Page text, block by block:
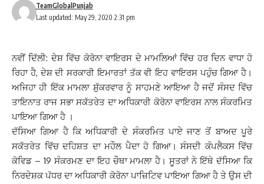
Last updated: May 29, 2020 2:31 pm
TeamGlobalPunjab
ਨਵੀਂ ਦਿੱਲੀ: ਦੇਸ਼ ਵਿੱਚ ਕੋਰੋਨਾ ਵਾਇਰਸ ਦੇ ਮਾਮਲਿਆਂ ਵਿੱਚ ਹਰ ਦਿਨ ਵਾਧਾ ਹੋ
ਰਿਹਾ ਹੈ, ਦੇਸ਼ ਦੀ ਸਰਕਾਰੀ ਇਮਾਰਤਾਂ ਤੱਕ ਵੀ ਇਹ ਵਾਇਰਸ ਪਹੁੰਚ ਗਿਆ ਹੈ।
ਅਜਿਹਾ ਹੀ ਇੱਕ ਮਾਮਲਾ ਸ਼ੁੱਕਰਵਾਰ ਨੂੰ ਸਾਹਮਣੇ ਆਇਆ ਹੈ ਜਦੋਂ ਸੰਸਦ ਵਿੱਚ
ਤਾਇਨਾਤ ਰਾਜ ਸਭਾ ਸਕੱਤਰੇਤ ਦਾ ਅਧਿਕਾਰੀ ਕੋਰੋਨਾ ਵਾਇਰਸ ਨਾਲ ਸੰਕਰਮਿਤ
ਪਾਇਆ ਗਿਆ ਹੈ ।
ਦੱਸਿਆ ਗਿਆ ਹੈ ਕਿ ਅਧਿਕਾਰੀ ਦੇ ਸੰਕਰਮਿਤ ਪਾਏ ਜਾਣ ਤੋਂ ਬਾਅਦ ਪੂਰੇ
ਸਕੱਤਰੇਤ ਵਿੱਚ ਦਹਿਸ਼ਤ ਦਾ ਮਹੌਲ ਪੈਦਾ ਹੋ ਗਿਆ। ਸੰਸਦੀ ਕੰਪਲੈਕਸ ਵਿੱਚ
ਕੋਵਿਡ – 19 ਸੰਕਰਮਣ ਦਾ ਇਹ ਚੌਥਾ ਮਾਮਲਾ ਹੈ। ਸੂਤਰਾਂ ਨੇ ਇੱਥੇ ਦੱਸਿਆ ਕਿ
ਨਿਰਦੇਸ਼ਕ ਪੱਧਰ ਦਾ ਅਧਿਕਾਰੀ ਕੋਰੋਨਾ ਪਾਜ਼ਿਟਿਵ ਪਾਇਆ ਗਿਆ ਹੈ ਤੇ ਉਸ ਦੀ